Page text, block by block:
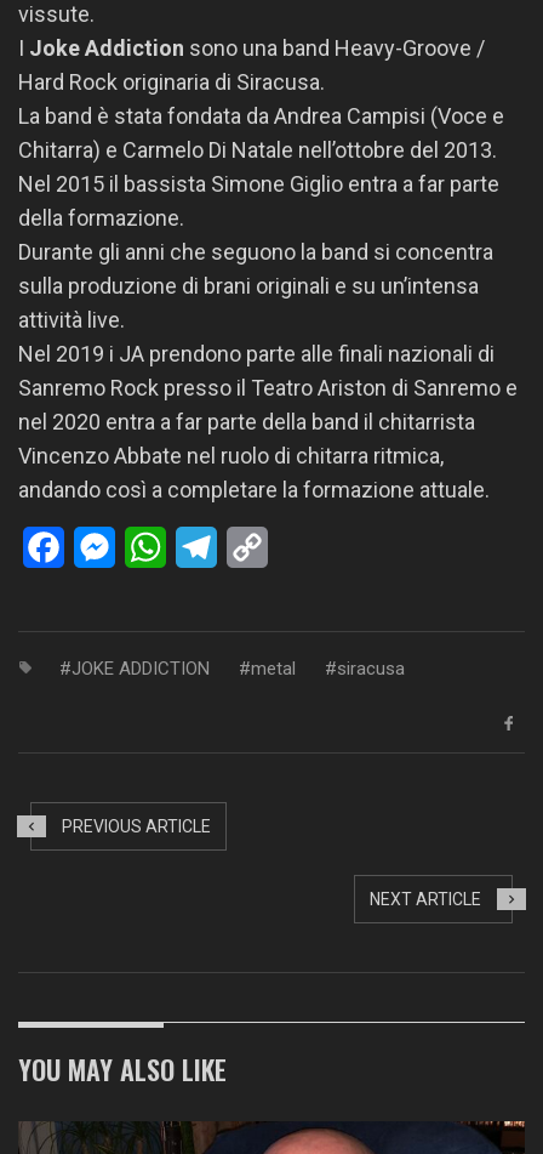
vissute.
I Joke Addiction sono una band Heavy-Groove /
Hard Rock originaria di Siracusa.
La band è stata fondata da Andrea Campisi (Voce e
Chitarra) e Carmelo Di Natale nell’ottobre del 2013.
Nel 2015 il bassista Simone Giglio entra a far parte
della formazione.
Durante gli anni che seguono la band si concentra
sulla produzione di brani originali e su un’intensa
attività live.
Nel 2019 i JA prendono parte alle finali nazionali di
Sanremo Rock presso il Teatro Ariston di Sanremo e
nel 2020 entra a far parte della band il chitarrista
Vincenzo Abbate nel ruolo di chitarra ritmica,
andando così a completare la formazione attuale.
FacebookMessengerWhatsAppTelegram
JOKE ADDICTION metal siracusa
PREVIOUS ARTICLE
NEXT ARTICLE
YOU MAY ALSO LIKE